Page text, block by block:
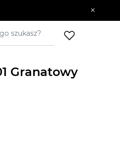
×
Granatowy